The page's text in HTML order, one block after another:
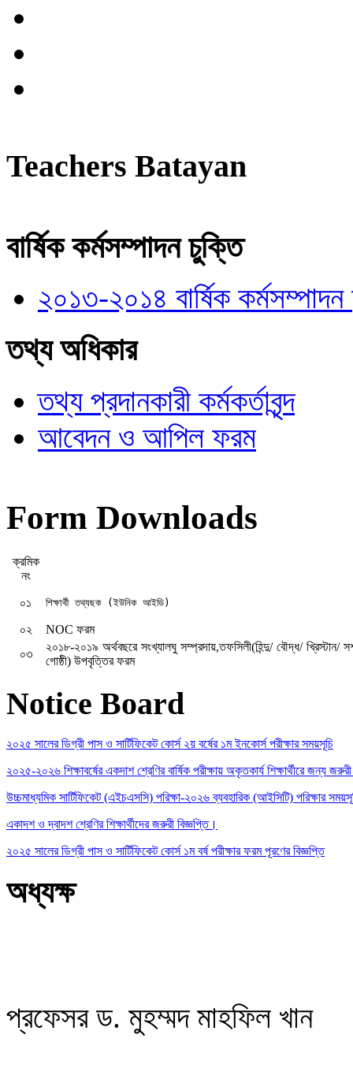
Teachers Batayan
বার্ষিক কর্মসম্পাদন চুক্তি
২০১৩-২০১৪ বার্ষিক
তথ্য অধিকার
তথ্য প্রদানকারী কর্মকর্তাবৃন্দ
আবেদন ও আপিল ফরম
Form Downloads
ক্রমিক
নং
০১
শিক্ষার্থী তথ্যছক (ইউনিক আইডি)
০২
NOC ফরম
০৩
২০১৮-২০১৯ অর্থবছরে সংখ্যালঘু সম্প্রদায়,তফসিলী(হিন্দু/ বৌদ্ধ/ খ্রিস্টান/
গোষ্ঠী) উপবৃত্তির ফরম
Notice Board
২০২৫ সালের ডিগ্রী পাস ও সার্টিফিকেট কোর্স ২য় বর্ষের ১ম ইনকোর্স পরীক্ষার সময়সূচি
২০২৫-২০২৬ শিক্ষাবর্ষের একদাশ শ্রেণির বার্ষিক পরীক্ষায় অকৃতকার্য শিক্ষার্থীরে জন্য জরুরী
উচ্চমাধ্যমিক সার্টিফিকেট (এইচএসসি) পরিক্ষা-২০২৬ ব্যবহারিক (আইসিটি) পরিক্ষার
একাদশ ও দ্বাদশ শ্রেণির শিক্ষার্থীদের জরুরী বিজ্ঞপ্তি।
২০২৫ সালের ডিগ্রী পাস ও সার্টিফিকেট কোর্স ১ম বর্ষ পরীক্ষার ফরম পূরণের বিজ্ঞপ্তি
অধ্যক্ষ
প্রফেসর ড. মুহম্মদ মাহফিল খান